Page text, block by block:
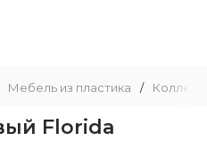
Мебель из пластика /
Florida